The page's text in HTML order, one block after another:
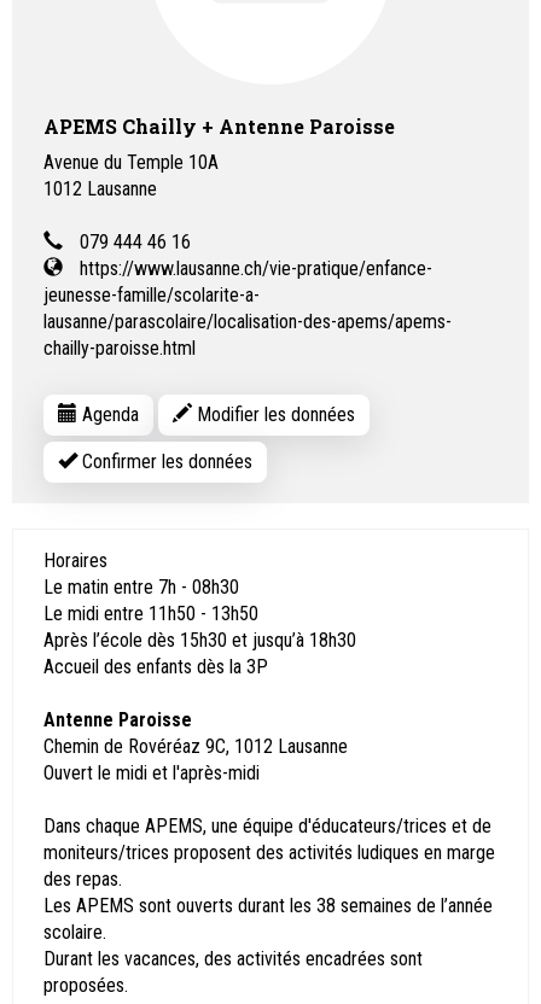
APEMS Chailly + Antenne Paroisse
Avenue du Temple 10A
1012 Lausanne
079 444 46 16
https://www.lausanne.ch/vie-pratique/enfance-
jeunesse-famille/scolarite-a-
lausanne/parascolaire/localisation-des-apems/apems-
chailly-paroisse.html
Agenda Modifier les données
Confirmer les données
Horaires
Le matin entre 7h - 08h30
Le midi entre 11h50 - 13h50
Après l’école dès 15h30 et jusqu’à 18h30
Accueil des enfants dès la 3P
Antenne Paroisse
Chemin de Rovéréaz 9C, 1012 Lausanne
Ouvert le midi et l'après-midi
Dans chaque APEMS, une équipe d'éducateurs/trices et de
moniteurs/trices proposent des activités ludiques en marge
des repas.
Les APEMS sont ouverts durant les 38 semaines de l’année
scolaire.
Durant les vacances, des activités encadrées sont
proposées.